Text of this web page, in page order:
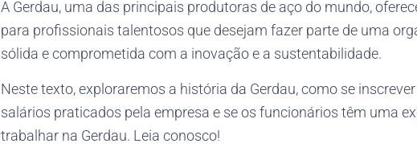
A Gerdau, uma das principais produtoras de aço do mundo,
para profissionais talentosos que desejam fazer parte de uma
sólida e comprometida com a inovação e a sustentabilidade.
Neste texto, exploraremos a história da Gerdau, como se
salários praticados pela empresa e se os funcionários têm uma
trabalhar na Gerdau. Leia conosco!